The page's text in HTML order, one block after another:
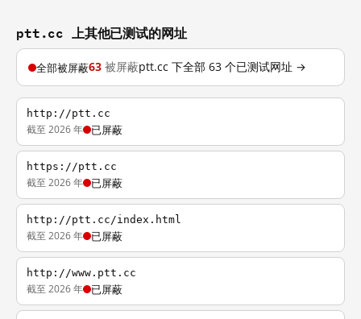
ptt.cc 上其他已测试的网址
全部被屏蔽63 被屏蔽ptt.cc 下全部 63 个已测试网址 →
http://ptt.cc
截至 2026 年 已屏蔽
https://ptt.cc
截至 2026 年 已屏蔽
http://ptt.cc/index.html
截至 2026 年 已屏蔽
http://www.ptt.cc
截至 2026 年 已屏蔽